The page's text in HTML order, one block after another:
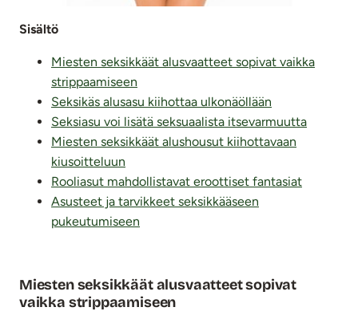
Sisältö
Miesten seksikkäät alusvaatteet sopivat vaikka
strippaamiseen
Seksikäs alusasu kiihottaa ulkonäöllään
Seksiasu voi lisätä seksuaalista itsevarmuutta
Miesten seksikkäät alushousut kiihottavaan
kiusoitteluun
Rooliasut mahdollistavat eroottiset fantasiat
Asusteet ja tarvikkeet seksikkääseen
pukeutumiseen
Miesten seksikkäät alusvaatteet sopivat
vaikka strippaamiseen